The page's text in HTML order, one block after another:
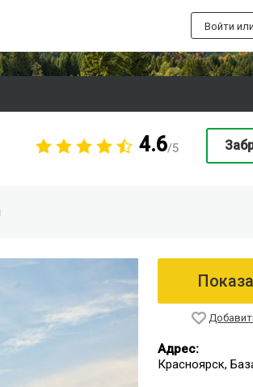
Войти
4.6/5
Адрес:
Красноярск,